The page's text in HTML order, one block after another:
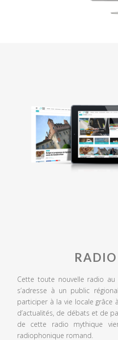
Cette toute nouvelle radio
s’adresse à un public
participer à la vie locale grâce
d’actualités, de débats et de
de cette radio mythique
radiophonique romand.